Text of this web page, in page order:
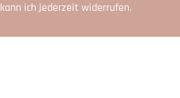
kann ich jederzeit widerrufen.